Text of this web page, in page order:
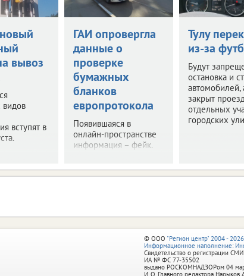
вывоз
видов
вступят в
ГАИ опровергла
данные о
проверке
бумажных
бланков
европротокола
Появившаяся в
онлайн-пространстве
информация – фейк.
Тулу
из-за
Будут
остановка и
автомобилей,
закрыт
отдельных
городских
© ООО "Регион центр" 2004 - 2026
Информационное наполнение:
Свидетельство о регистрации
ИА № ФС 77‑35502
выдано РОСКОМНАДЗОРом 04
И. О. Главного редактора Нарыков